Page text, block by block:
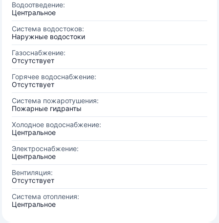
Водоотведение:
Центральное
Система водостоков:
Наружные водостоки
Газоснабжение:
Отсутствует
Горячее водоснабжение:
Отсутствует
Система пожаротушения:
Пожарные гидранты
Холодное водоснабжение:
Центральное
Электроснабжение:
Центральное
Вентиляция:
Отсутствует
Система отопления:
Центральное